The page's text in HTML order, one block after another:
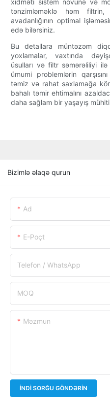
xidməti sistem növünə və
tənzimləməklə həm
avadanlığının optimal
edə bilərsiniz.
Bu detallara müntəzəm
yoxlamalar, vaxtında
üsulları və filtr səmərəliliyi
ümumi problemlərin
təmiz və rahat saxlamağa
bahalı təmir ehtimalını
daha sağlam bir yaşayış
Bizimlə əlaqə qurun
Ad
E-Poçt
Telefon / WhatsApp
MOQ
Məzmun
İNDI SORĞU GÖNDƏRIN